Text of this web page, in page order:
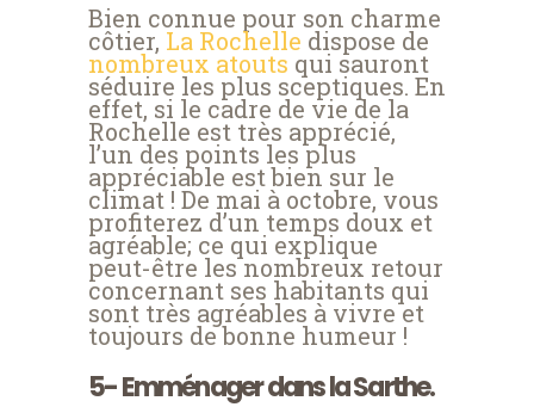
Bien connue pour son charme
côtier, La Rochelle dispose de
nombreux atouts qui sauront
séduire les plus sceptiques. En
effet, si le cadre de vie de la
Rochelle est très apprécié,
l’un des points les plus
appréciable est bien sur le
climat ! De mai à octobre, vous
profiterez d’un temps doux et
agréable; ce qui explique
peut-être les nombreux retour
concernant ses habitants qui
sont très agréables à vivre et
toujours de bonne humeur !
5- Emménager dans la Sarthe.